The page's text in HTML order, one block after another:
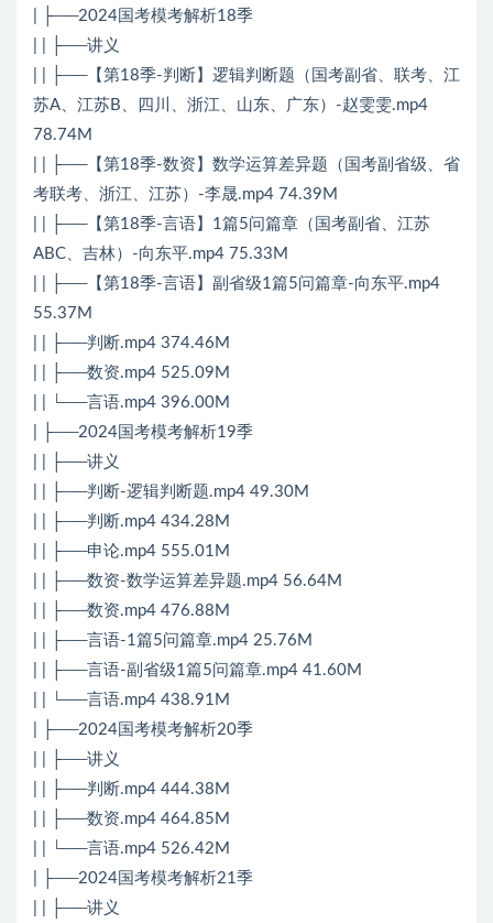
| ├──2024国考模考解析18季
| | ├──讲义
| | ├──【第18季-判断】逻辑判断题（国考副省、联考、江
苏A、江苏B、四川、浙江、山东、广东）-赵雯雯.mp4
78.74M
| | ├──【第18季-数资】数学运算差异题（国考副省级、省
考联考、浙江、江苏）-李晟.mp4 74.39M
| | ├──【第18季-言语】1篇5问篇章（国考副省、江苏
ABC、吉林）-向东平.mp4 75.33M
| | ├──【第18季-言语】副省级1篇5问篇章-向东平.mp4
55.37M
| | ├──判断.mp4 374.46M
| | ├──数资.mp4 525.09M
| | └──言语.mp4 396.00M
| ├──2024国考模考解析19季
| | ├──讲义
| | ├──判断-逻辑判断题.mp4 49.30M
| | ├──判断.mp4 434.28M
| | ├──申论.mp4 555.01M
| | ├──数资-数学运算差异题.mp4 56.64M
| | ├──数资.mp4 476.88M
| | ├──言语-1篇5问篇章.mp4 25.76M
| | ├──言语-副省级1篇5问篇章.mp4 41.60M
| | └──言语.mp4 438.91M
| ├──2024国考模考解析20季
| | ├──讲义
| | ├──判断.mp4 444.38M
| | ├──数资.mp4 464.85M
| | └──言语.mp4 526.42M
| ├──2024国考模考解析21季
| | ├──讲义